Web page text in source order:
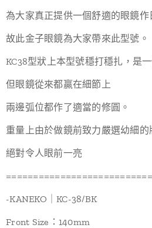
為大家真正提供一個舒適的眼鏡
故此金子眼鏡為大家帶來此型號。
KC38型狀上本型號穩打穩扎，是
但眼鏡從來都贏在細節上
兩邊弧位都作了適當的修圓。
重量上由於做鏡前致力嚴選幼細的
絕對令人眼前一亮
-KANEKO｜KC-38/BK
Front Size：140mm